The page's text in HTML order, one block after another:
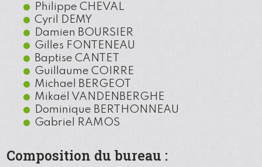
Philippe CHEVAL
Cyril DEMY
Damien BOURSIER
Gilles FONTENEAU
Baptise CANTET
Guillaume COIRRE
Michael BERGEOT
Mikaël VANDENBERGHE
Dominique BERTHONNEAU
Gabriel RAMOS
Composition du bureau :